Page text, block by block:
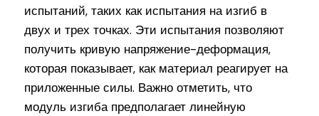
испытаний, таких как испытания на изгиб в
двух и трех точках. Эти испытания позволяют
получить кривую напряжение-деформация,
которая показывает, как материал реагирует на
приложенные силы. Важно отметить, что
модуль изгиба предполагает линейную